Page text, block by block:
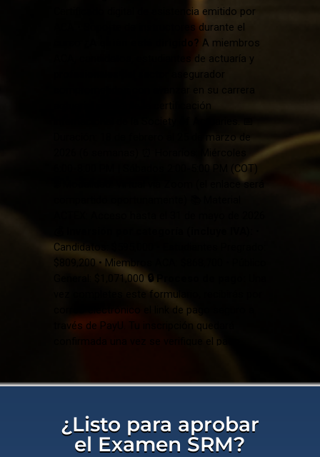
¿Listo para aprobar
el Examen SRM?